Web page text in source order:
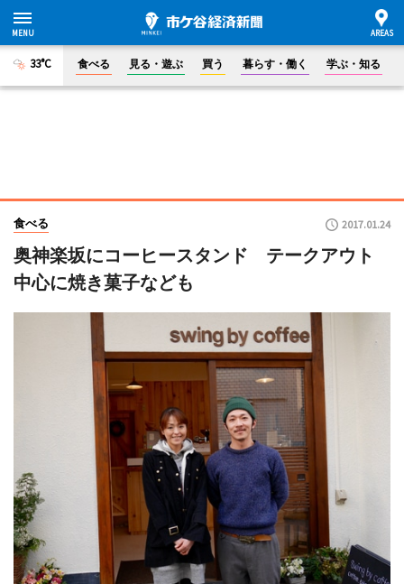
33°C 食べる 見る・遊ぶ 買う 暮らす・働く 学ぶ・知る
食べる 2017.01.24
奥神楽坂にコーヒースタンド テークアウト
中心に焼き菓子なども